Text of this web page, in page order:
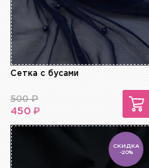
Сетка с бусами
500₽
450 ₽
СКИДКА
-20%